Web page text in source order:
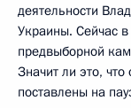
деятельности
Украины. Сейчас
предвыборной
Значит ли это,
поставлены на